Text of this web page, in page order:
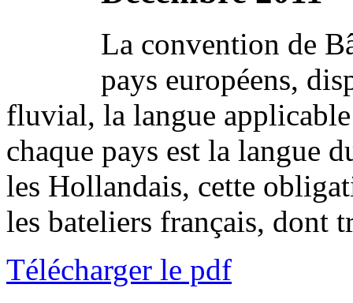
La convention de
pays européens,
fluvial, la langue
chaque pays est la langue
les Hollandais, cette
les bateliers français, dont
Télécharger le pdf